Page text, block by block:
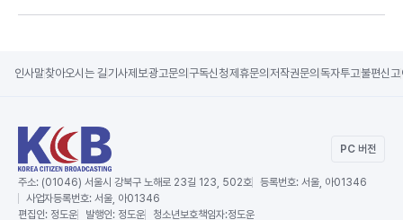
인사말찾아오시는 길기사제보광고문의 구독신청제휴문의 저작권문의 독자투고불편신고
PC 버전
주소: (01046) 서울시 강북구 노해로 23길 123, 502호 등록번호: 서울, 아01346
사업자등록번호: 서울, 아01346
편집인: 정도운 발행인: 정도운 청소년보호책임자:정도운